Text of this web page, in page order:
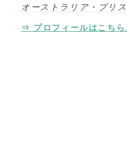
オーストラリア・ブリ
⇒ プロフィールはこちら